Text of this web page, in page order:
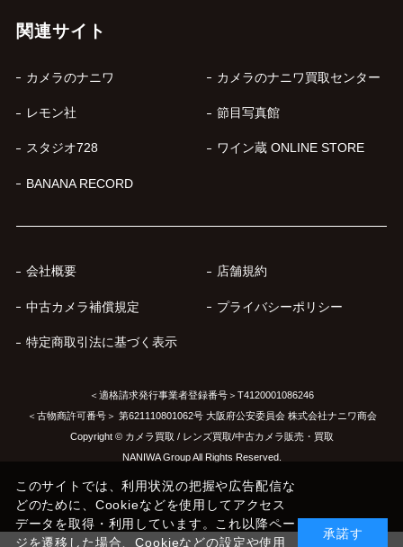
関連サイト
カメラのナニワ カメラのナニワ買取センター
レモン社 節目写真館
スタジオ728 ワイン蔵 ONLINE STORE
BANANA RECORD
会社概要 店舗規約
中古カメラ補償規定 プライバシーポリシー
特定商取引法に基づく表示
＜適格請求発行事業者登録番号＞T4120001086246
＜古物商許可番号＞ 第621110801062号 大阪府公安委員会 株式会社ナニワ商会
Copyright © カメラ買取 / レンズ買取/中古カメラ販売・買取
NANIWA Group All Rights Reserved.
このサイトでは、利用状況の把握や広告配信な
どのために、Cookieなどを使用してアクセス
データを取得・利用しています。これ以降ペー
ジを遷移した場合、Cookieなどの設定や使用
承諾す